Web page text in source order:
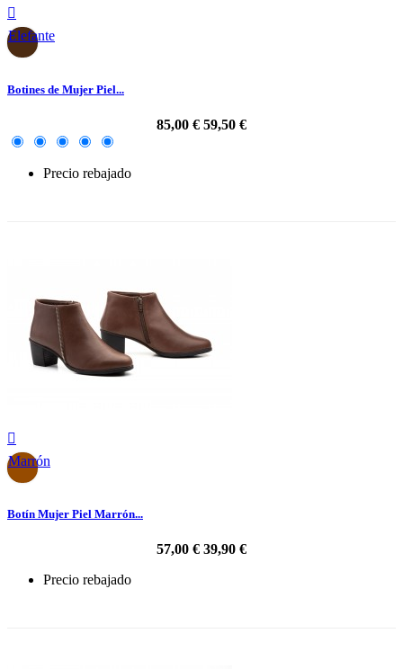

Elefante
Botines de Mujer Piel...
85,00 € 59,50 €
Precio rebajado

Marrón
Botín Mujer Piel Marrón...
57,00 € 39,90 €
Precio rebajado